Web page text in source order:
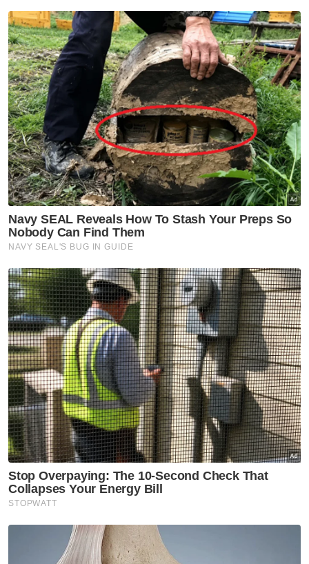
dewasa.
"Guru ibarat ibu, bapa dan sahabat dalam
hidup insan. Semakin terpencil duduknya di
ceruk desa, semakin bererti tugasnya
kepada negara,” ujar mimbar.
Pada Khamis, media melaporkan Sultan
Perak, Sultan Nazrin Muizzuddin Shah
berkenan membenarkan seramai 115 orang
pendidik di negeri ini untuk menyampaikan
khutbah Jumaat sempena sambutan Hari
Guru pada Jumaat.
Yang Dipertua Majlis Agama Islam dan Adat
Melayu Perak (MAIPk), Tan Sri Mohd Annuar
Zaini berkata, perkenan baginda itu
merupakan pengiktirafan terhadap peranan
penting golongan pendidik dan guru di negeri
Perak.
Muat turun aplikasi Sinar Harian.Klik di sini!
Pendidikan
Islam
Hari Istimewa